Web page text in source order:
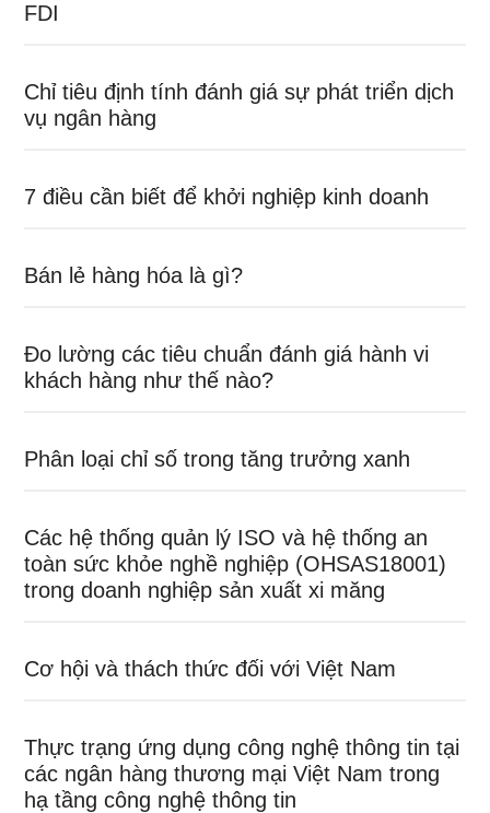
FDI
Chỉ tiêu định tính đánh giá sự phát triển dịch
vụ ngân hàng
7 điều cần biết để khởi nghiệp kinh doanh
Bán lẻ hàng hóa là gì?
Đo lường các tiêu chuẩn đánh giá hành vi
khách hàng như thế nào?
Phân loại chỉ số trong tăng trưởng xanh
Các hệ thống quản lý ISO và hệ thống an
toàn sức khỏe nghề nghiệp (OHSAS18001)
trong doanh nghiệp sản xuất xi măng
Cơ hội và thách thức đối với Việt Nam
Thực trạng ứng dụng công nghệ thông tin tại
các ngân hàng thương mại Việt Nam trong
hạ tầng công nghệ thông tin